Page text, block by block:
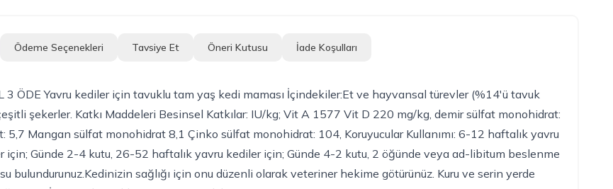
Ödeme Seçenekleri Tavsiye Et Öneri Kutusu İade Koşulları
3 ÖDE Yavru kediler için tavuklu tam yaş kedi maması İçindekiler:Et ve hayvansal türevler (%14'ü tavuk
şekerler. Katkı Maddeleri Besinsel Katkılar: IU/kg; Vit A 1577 Vit D 220 mg/kg, demir sülfat monohidrat:
Mangan sülfat monohidrat 8,1 Çinko sülfat monohidrat: 104, Koruyucular Kullanımı: 6-12 haftalık yavru
Günde 2-4 kutu, 26-52 haftalık yavru kediler için; Günde 4-2 kutu, 2 öğünde veya ad-libitum beslenme
bulundurunuz.Kedinizin sağlığı için onu düzenli olarak veteriner hekime götürünüz. Kuru ve serin yerde